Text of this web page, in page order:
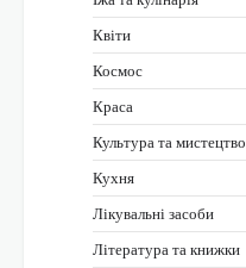
Квіти
Космос
Краса
Культура та мистецтво
Кухня
Лікувальні засоби
Література та книжки